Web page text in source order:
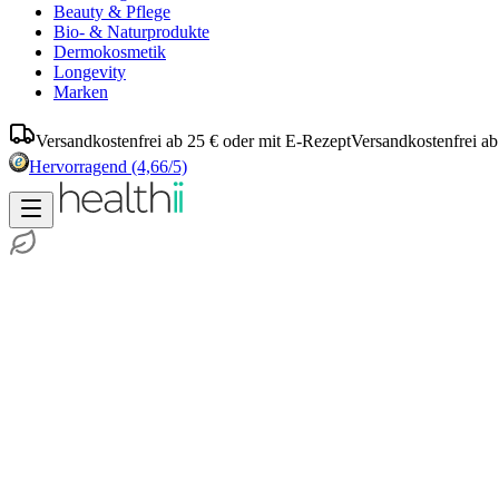
Beauty & Pflege
Bio- & Naturprodukte
Dermokosmetik
Longevity
Marken
Versandkostenfrei ab 25 € oder mit E-RezeptVersandkostenfrei
Hervorragend (4,66/5)